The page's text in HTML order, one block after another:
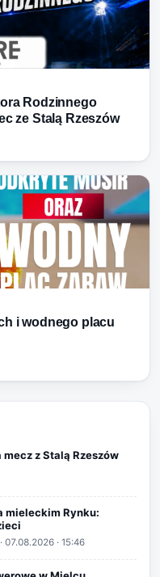
Rodzinnego
ze Stalą Rzeszów
i wodnego placu
z Stalą Rzeszów
mieleckim Rynku:
· 07.08.2026· 15:46